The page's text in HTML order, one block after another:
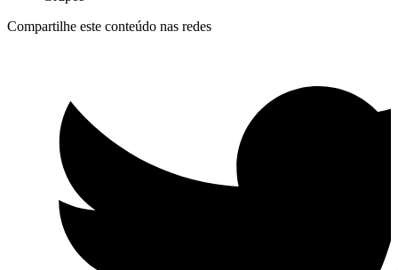
Compartilhe este conteúdo nas redes